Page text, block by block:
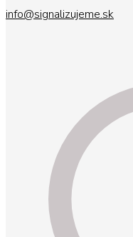
info@signalizujeme.sk